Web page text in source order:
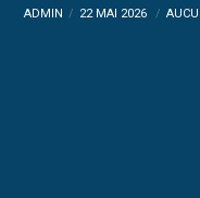
ADMIN 22 MAI 2026